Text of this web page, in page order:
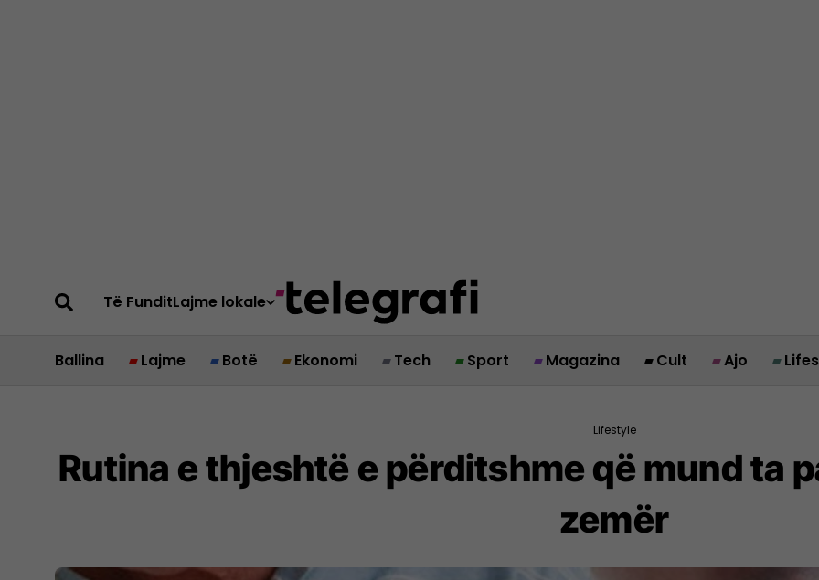
Të FunditLajme lokale
Ballina Lajme Botë Ekonomi Tech Sport Magazina Cult Ajo
Lifestyle
Rutina e thjeshtë e përditshme që mund ta
zemër